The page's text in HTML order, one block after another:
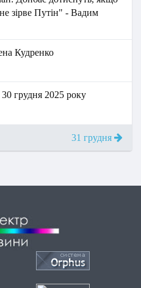
зірве Путін" - Вадим
Кудренко
грудня 2025 року
31 грудня